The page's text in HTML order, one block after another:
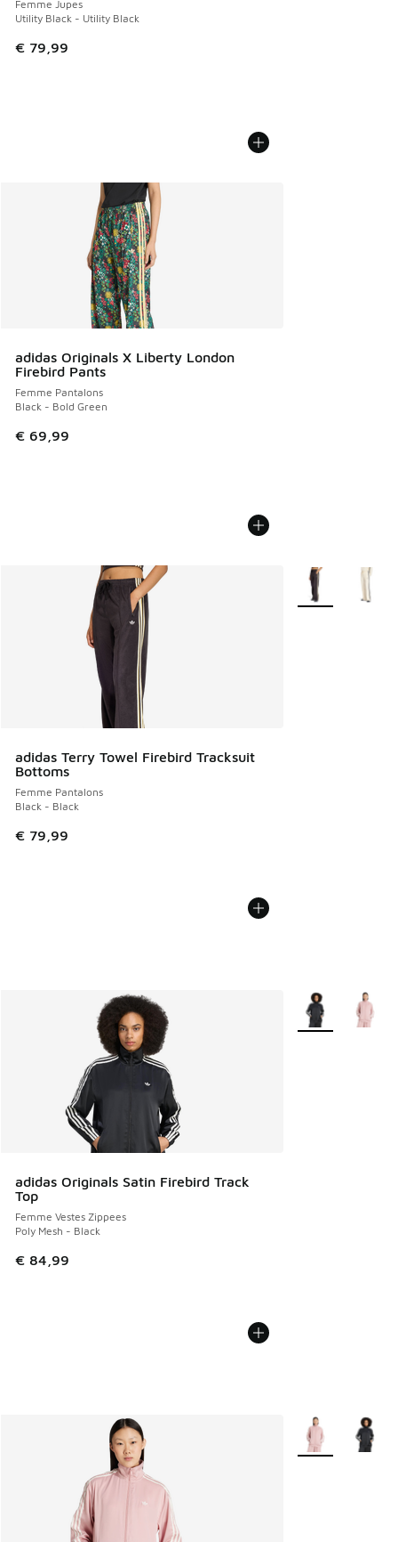
Femme Jupes
Utility Black - Utility Black
€ 79,99
adidas Originals X Liberty London
Firebird Pants
Femme Pantalons
Black - Bold Green
€ 69,99
adidas Terry Towel Firebird Tracksuit
Bottoms
Femme Pantalons
Black - Black
€ 79,99
Plus de couleurs
adidas Originals Satin Firebird Track
Top
Femme Vestes Zippees
Poly Mesh - Black
€ 84,99
Plus de couleurs
Plus de couleurs